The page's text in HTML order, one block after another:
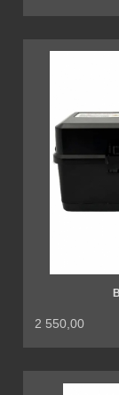
2 550,00